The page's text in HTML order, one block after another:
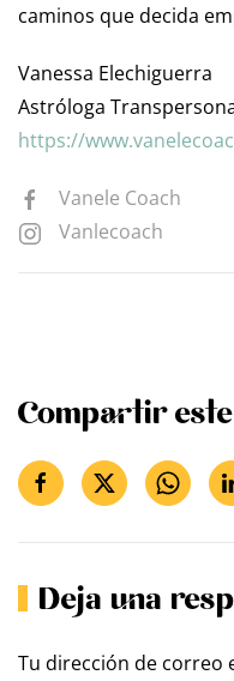
caminos que decida
Vanessa Elechiguerra
Astróloga
https://
Vanele Coach
Vanlecoach
Compartir
Deja una
Tu dirección de correo